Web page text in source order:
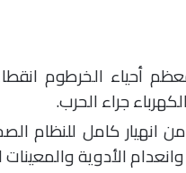
أحياء الخرطوم
جراء الحرب.
انهيار كامل للنظام
الأدوية والمعينات الطبية وخروج